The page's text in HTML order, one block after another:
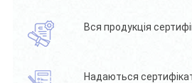
Вся продукція
Надаються